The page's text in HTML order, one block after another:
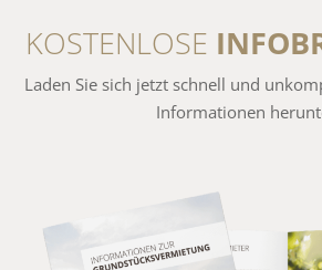
KOSTENLOSE
Laden Sie sich jetzt schnell und
Informationen